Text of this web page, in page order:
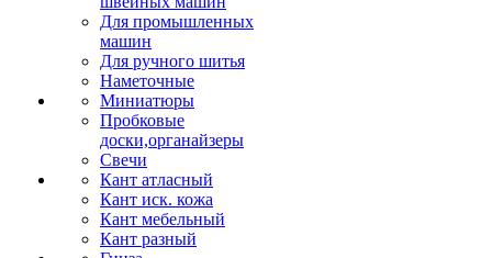
Для промышленных
машин
Для ручного шитья
Наметочные
Миниатюры
Пробковые
доски,органайзеры
Свечи
Кант атласный
Кант иск. кожа
Кант мебельный
Кант разный